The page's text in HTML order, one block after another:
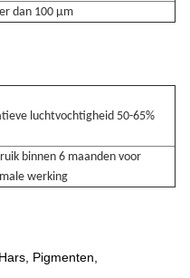
dan 100 μm
luchtvochtigheid 50-65%
binnen 6 maanden voor
werking
Pigmenten,